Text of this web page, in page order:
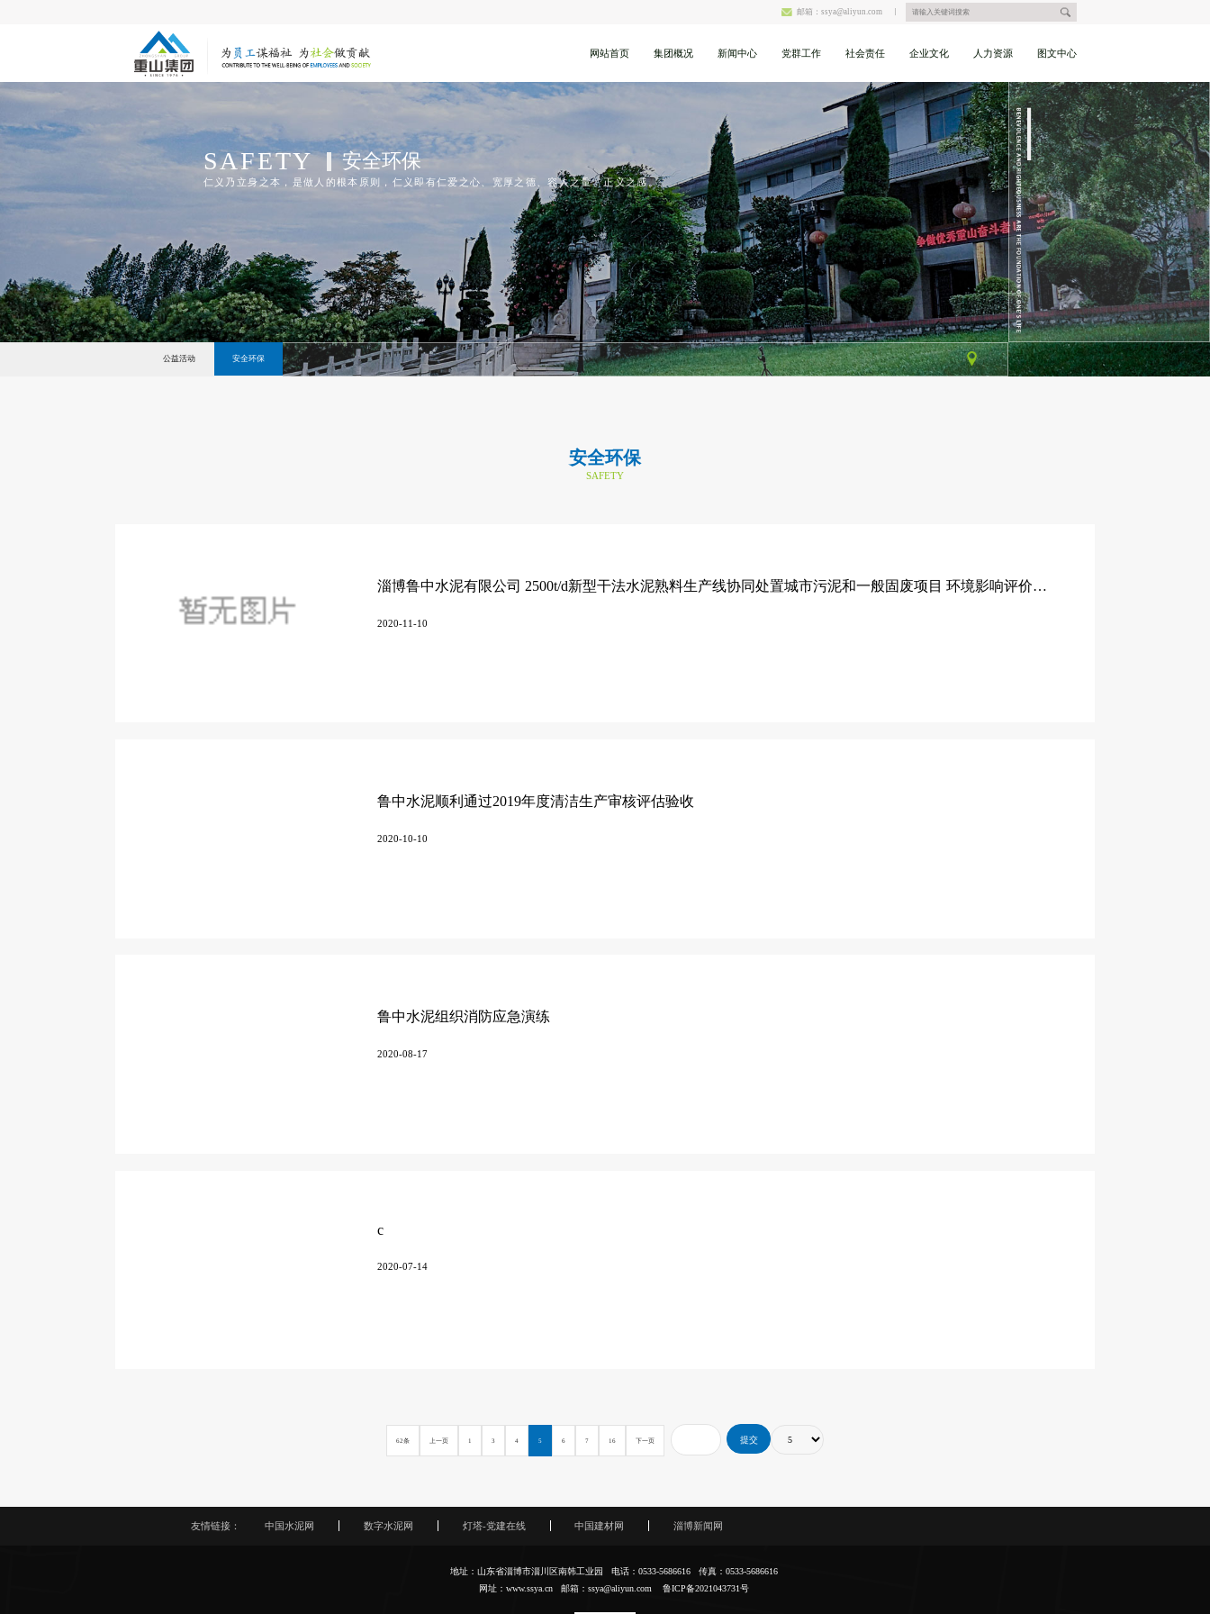
邮箱：ssya@aliyun.com
网站首页 集团概况 新闻中心 党群工作 社会责任 企业文化 人力资源 图文中心
SAFETY 安全环保
仁义乃立身之本，是做人的根本原则，仁义即有仁爱之心、宽厚之德、容人之量、正义之感。
公益活动 安全环保
安全环保
SAFETY
淄博鲁中水泥有限公司 2500t/d新型干法水泥熟料生产线协同处置城市污泥和一般固废项目 环境影响评价公众参与第一次公示
2020-11-10
鲁中水泥顺利通过2019年度清洁生产审核评估验收
2020-10-10
鲁中水泥组织消防应急演练
2020-08-17
c
2020-07-14
62条 上一页 1 3 4 5 6 7 16 下一页
友情链接： 中国水泥网 数字水泥网 灯塔-党建在线 中国建材网 淄博新闻网
地址：山东省淄博市淄川区南韩工业园 电话：0533-5686616 传真：0533-5686616
网址：www.ssya.cn 邮箱：ssya@aliyun.com鲁ICP备2021043731号